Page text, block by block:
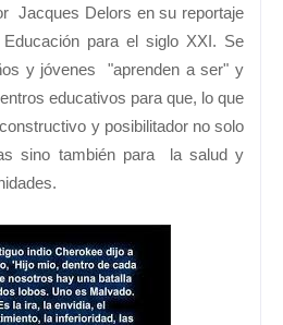
Jacques Delors en su reportaje
para el siglo XXI. Se
y jóvenes "aprenden a ser" y
educativos para que, lo que
y posibilitador no solo
sino también para la salud y